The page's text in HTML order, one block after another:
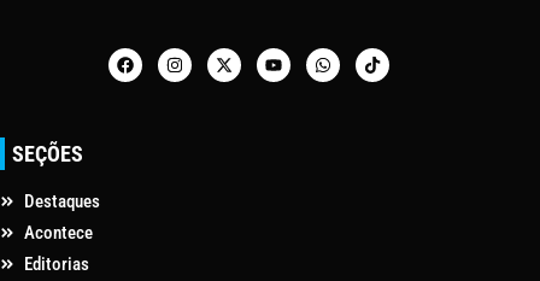
SEÇÕES
Destaques
Acontece
Editorias